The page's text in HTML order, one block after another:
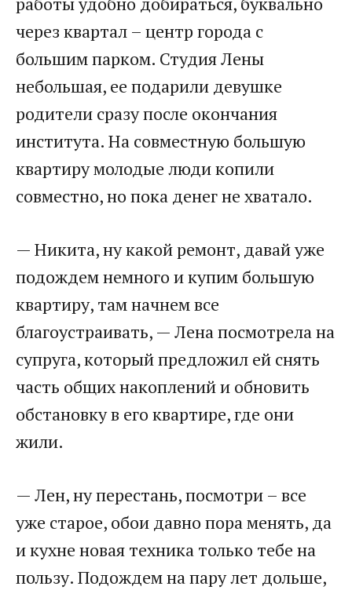
через квартал – центр города с
большим парком. Студия Лены
небольшая, ее подарили девушке
родители сразу после окончания
института. На совместную большую
квартиру молодые люди копили
совместно, но пока денег не хватало.
— Никита, ну какой ремонт, давай уже
подождем немного и купим большую
квартиру, там начнем все
благоустраивать, — Лена посмотрела на
супруга, который предложил ей снять
часть общих накоплений и обновить
обстановку в его квартире, где они
жили.
— Лен, ну перестань, посмотри – все
уже старое, обои давно пора менять, да
и кухне новая техника только тебе на
пользу. Подождем на пару лет дольше,